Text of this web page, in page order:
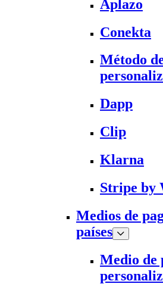
Aplazo
Conekta
Método
Dapp
Clip
Klarna
Stripe by
Medios de
países
Medio de